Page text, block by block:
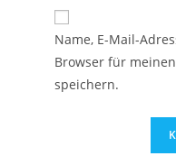
Name, E-Mail-
Browser für
speichern.